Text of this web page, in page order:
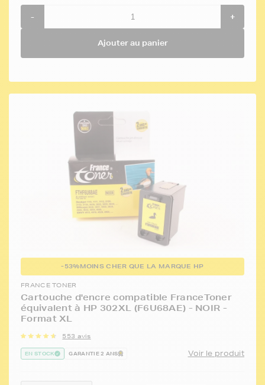
- +
Ajouter au panier
-53%MOINS CHER QUE LA MARQUE HP
FRANCE TONER
Cartouche d'encre compatible FranceToner
équivalent à HP 302XL (F6U68AE) - NOIR -
Format XL
553 avis
EN STOCK GARANTIE 2 ANS Voir le produit